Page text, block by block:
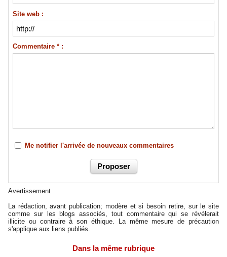
Site web :
Commentaire * :
Me notifier l'arrivée de nouveaux commentaires
Avertissement
La rédaction, avant publication; modère et si besoin retire, sur le site
comme sur les blogs associés, tout commentaire qui se révélerait
illicite ou contraire à son éthique. La même mesure de précaution
s'applique aux liens publiés.
Dans la même rubrique